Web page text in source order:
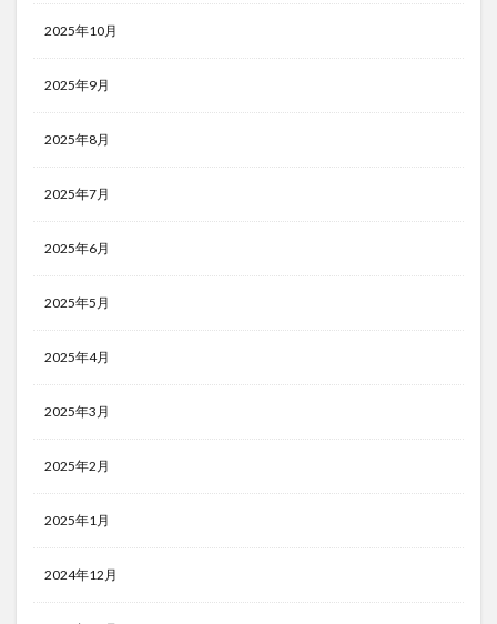
2025年10月
2025年9月
2025年8月
2025年7月
2025年6月
2025年5月
2025年4月
2025年3月
2025年2月
2025年1月
2024年12月